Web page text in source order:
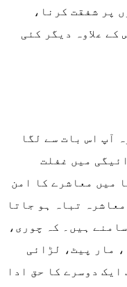
پر شفقت کرنا،
کے علاوہ دیگر کئی
آپ اس بات سے لگا
میں غفلت
میں معاشرے کا امن
تباہ ہو جاتا
ہیں۔ کہ چوری،
مار پیٹ، لڑائی
دوسرے کا حق ادا